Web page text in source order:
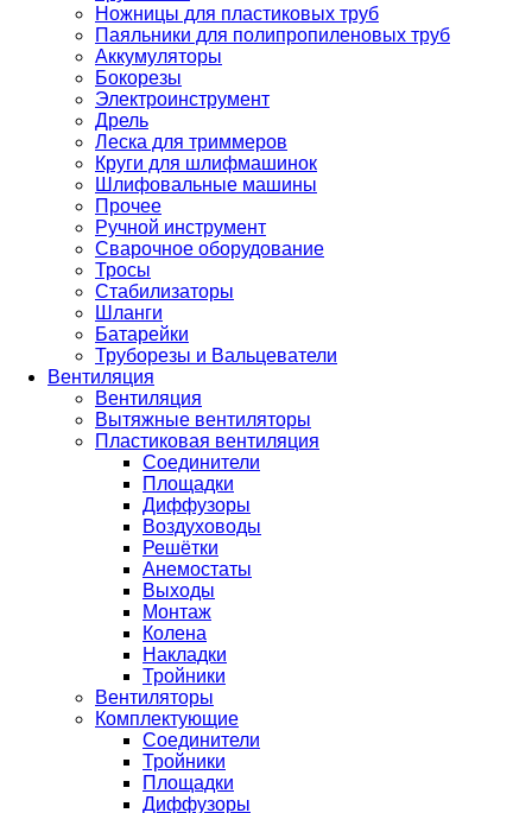
Ножницы для пластиковых труб
Паяльники для полипропиленовых труб
Аккумуляторы
Бокорезы
Электроинструмент
Дрель
Леска для триммеров
Круги для шлифмашинок
Шлифовальные машины
Прочее
Ручной инструмент
Сварочное оборудование
Тросы
Стабилизаторы
Шланги
Батарейки
Труборезы и Вальцеватели
Вентиляция
Вентиляция
Вытяжные вентиляторы
Пластиковая вентиляция
Соединители
Площадки
Диффузоры
Воздуховоды
Решётки
Анемостаты
Выходы
Монтаж
Колена
Накладки
Тройники
Вентиляторы
Комплектующие
Соединители
Тройники
Площадки
Диффузоры